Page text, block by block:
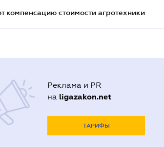
компенсацию стоимости агротехники
Реклама и PR
на ligazakon.net
ТАРИФЫ